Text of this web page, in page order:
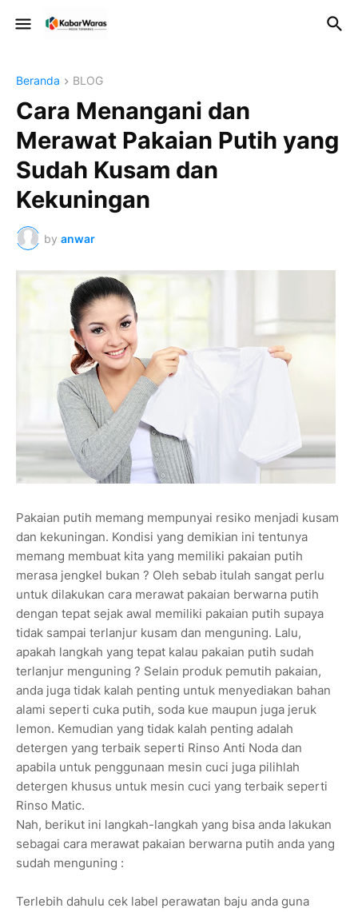
Beranda BLOG
Cara Menangani dan
Merawat Pakaian Putih yang
Sudah Kusam dan
Kekuningan
by anwar
Pakaian putih memang mempunyai resiko menjadi kusam
dan kekuningan. Kondisi yang demikian ini tentunya
memang membuat kita yang memiliki pakaian putih
merasa jengkel bukan ? Oleh sebab itulah sangat perlu
untuk dilakukan cara merawat pakaian berwarna putih
dengan tepat sejak awal memiliki pakaian putih supaya
tidak sampai terlanjur kusam dan menguning. Lalu,
apakah langkah yang tepat kalau pakaian putih sudah
terlanjur menguning ? Selain produk pemutih pakaian,
anda juga tidak kalah penting untuk menyediakan bahan
alami seperti cuka putih, soda kue maupun juga jeruk
lemon. Kemudian yang tidak kalah penting adalah
detergen yang terbaik seperti Rinso Anti Noda dan
apabila untuk penggunaan mesin cuci juga pilihlah
detergen khusus untuk mesin cuci yang terbaik seperti
Rinso Matic.
Nah, berikut ini langkah-langkah yang bisa anda lakukan
sebagai cara merawat pakaian berwarna putih anda yang
sudah menguning :
Terlebih dahulu cek label perawatan baju anda guna